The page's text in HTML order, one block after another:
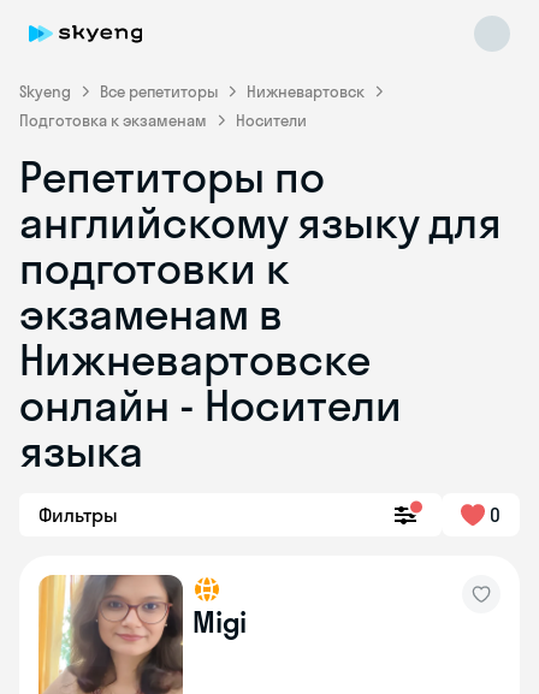
Skyeng Все репетиторы
Нижневартовск
Подготовка к экзаменам
Носители
Репетиторы по
английскому языку для
подготовки к
экзаменам в
Нижневартовске
онлайн - Носители
языка
Фильтры 0
Migi
Skyeng Chat